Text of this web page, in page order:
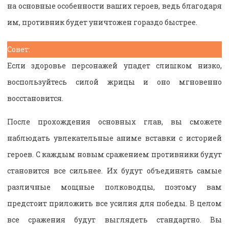
на основные особенности ваших героев, ведь благодаря
им, противник будет уничтожен гораздо быстрее.
Совет:
Если здоровье персонажей упадет слишком низко,
воспользуйтесь силой жрицы и оно мгновенно
восстановится.
После прохождения основных глав, вы сможете
наблюдать увлекательные аниме вставки с историей
героев. С каждым новым сражением противники будут
становится все сильнее. Их будут объединять самые
различные мощные полководцы, поэтому вам
предстоит приложить все усилия для победы. В целом
все сражения будут выглядеть стандартно. Вы